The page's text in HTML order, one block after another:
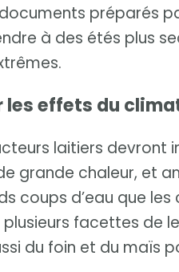
préparés
à des étés plus
les effets du
laitiers devront
grande chaleur, et
coups d’eau que
facettes de
du foin et du maïs